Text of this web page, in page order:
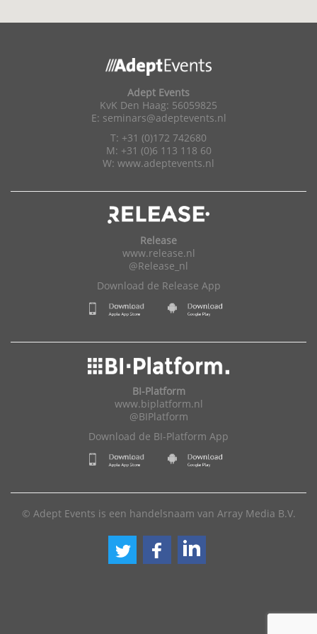
Adept Events
KvK Den Haag: 56059825
E: seminars@adeptevents.nl
T: +31 (0)172 742680
M: +31 (0)6 113 118 60
W: www.adeptevents.nl
Release
www.release.nl
@Release_nl
Download de Release App
BI-Platform
www.biplatform.nl
@BIPlatform
Download de BI-Platform App
© Adept Events is een handelsnaam van Array Media B.V.